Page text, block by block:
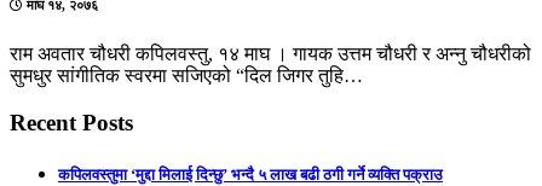
माघ १४, २०७६
राम अवतार चौधरी कपिलवस्तु, १४ माघ । गायक उत्तम चौधरी र अन्नु चौधरीको
सुमधुर सांगीतिक स्वरमा सजिएको “दिल जिगर तुहि…
Recent Posts
कपिलवस्तुमा ‘मुद्दा मिलाई दिन्छु’ भन्दै ५ लाख बढी ठगी गर्ने व्यक्ति पक्राउ